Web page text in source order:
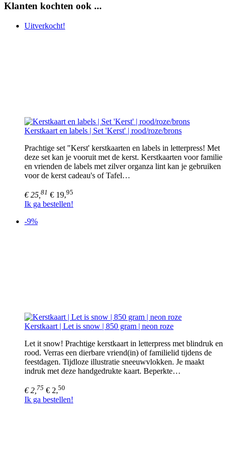
Klanten kochten ook ...
Uitverkocht!
Kerstkaart en labels | Set 'Kerst' | rood/roze/brons
Prachtige set "Kerst' kerstkaarten en labels in letterpress! Met
deze set kan je vooruit met de kerst. Kerstkaarten voor familie
en vrienden de labels met zilver organza lint kan je gebruiken
voor de kerst cadeau's of Tafel…
€ 25, 81 € 19,95
Ik ga bestellen!
-9%
Kerstkaart | Let is snow | 850 gram | neon roze
Let it snow! Prachtige kerstkaart in letterpress met blindruk en
rood. Verras een dierbare vriend(in) of familielid tijdens de
feestdagen. Tijdloze illustratie sneeuwvlokken. Je maakt
indruk met deze handgedrukte kaart. Beperkte…
€ 2, 75 € 2,50
Ik ga bestellen!